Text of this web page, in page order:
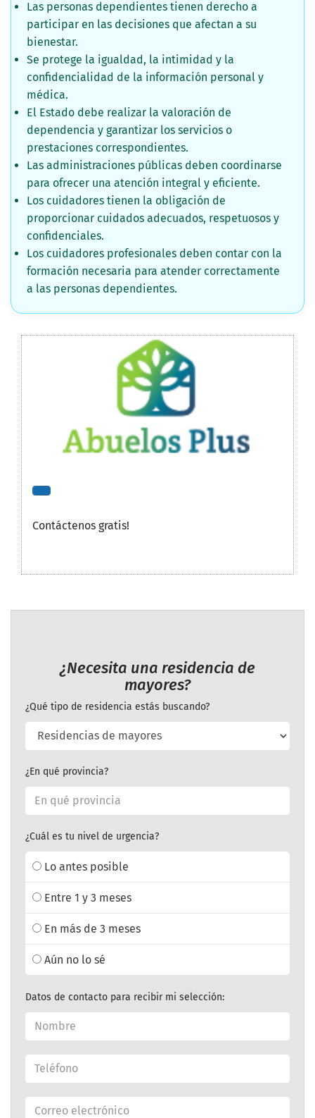
Las personas dependientes tienen derecho a
participar en las decisiones que afectan a su
bienestar.
Se protege la igualdad, la intimidad y la
confidencialidad de la información personal y
médica.
El Estado debe realizar la valoración de
dependencia y garantizar los servicios o
prestaciones correspondientes.
Las administraciones públicas deben coordinarse
para ofrecer una atención integral y eficiente.
Los cuidadores tienen la obligación de
proporcionar cuidados adecuados, respetuosos y
confidenciales.
Los cuidadores profesionales deben contar con la
formación necesaria para atender correctamente
a las personas dependientes.
Contáctenos gratis!
¿Necesita una residencia de
mayores?
¿Qué tipo de residencia estás buscando?
¿En qué provincia?
¿Cuál es tu nivel de urgencia?
Lo antes posible
Entre 1 y 3 meses
En más de 3 meses
Aún no lo sé
Datos de contacto para recibir mi selección: